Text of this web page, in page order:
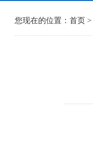
您现在的位置： 首页 >